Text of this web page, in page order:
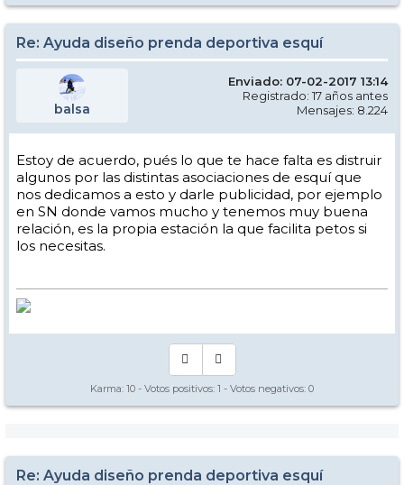
Re: Ayuda diseño prenda deportiva esquí
balsa
Enviado: 07-02-2017 13:14
Registrado: 17 años antes
Mensajes: 8.224
Estoy de acuerdo, pués lo que te hace falta es distruir
algunos por las distintas asociaciones de esquí que
nos dedicamos a esto y darle publicidad, por ejemplo
en SN donde vamos mucho y tenemos muy buena
relación, es la propia estación la que facilita petos si
los necesitas.
Karma: 10 - Votos positivos: 1 - Votos negativos: 0
Re: Ayuda diseño prenda deportiva esquí